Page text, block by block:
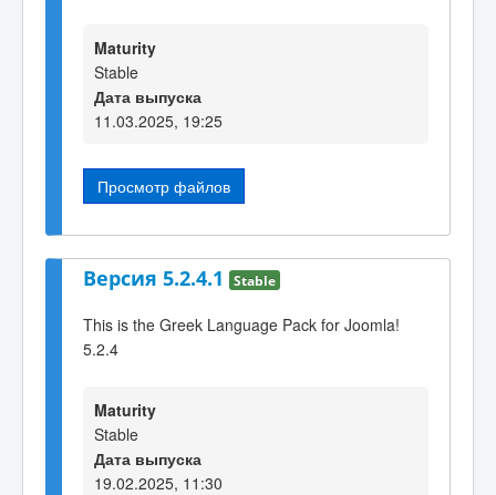
Maturity
Stable
Дата выпуска
11.03.2025, 19:25
Просмотр файлов
Версия 5.2.4.1 Stable
This is the Greek Language Pack for Joomla!
5.2.4
Maturity
Stable
Дата выпуска
19.02.2025, 11:30